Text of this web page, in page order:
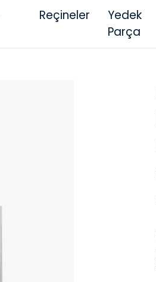
Reçineler
Yedek
Parça